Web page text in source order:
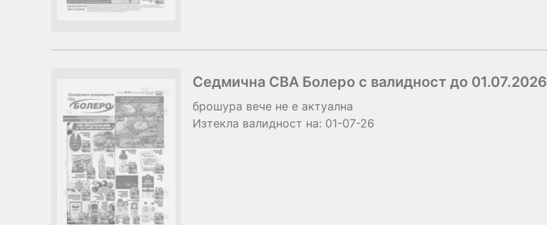
Седмична CBA Болеро с валидност до 01.07.2026
брошура вече не е актуална
Изтекла валидност на: 01-07-26